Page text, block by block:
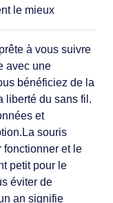
le mieux
à vous suivre
avec une
bénéficiez de la
liberté du sans fil.
et
souris
fonctionner et le
petit pour le
éviter de
an signifie